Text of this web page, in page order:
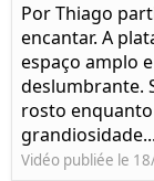
Por Thiago
encantar. A
espaço amplo
deslumbrante.
rosto enquanto
grandiosidade...
Vidéo publiée le